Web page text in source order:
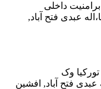
داخلی
عبدی فتح آباد,
وک
فتح آباد, افشین